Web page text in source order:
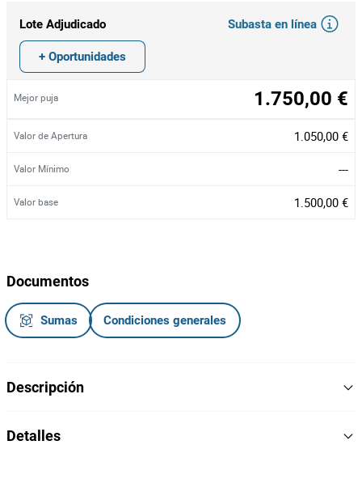
Lote Adjudicado Subasta en línea
+ Oportunidades
Mejor puja 1.750,00 €
Valor de Apertura 1.050,00 €
Valor Mínimo ---
Valor base 1.500,00 €
Documentos
Sumas Condiciones generales
Descripción
Marca/ Modelo:
Detalles